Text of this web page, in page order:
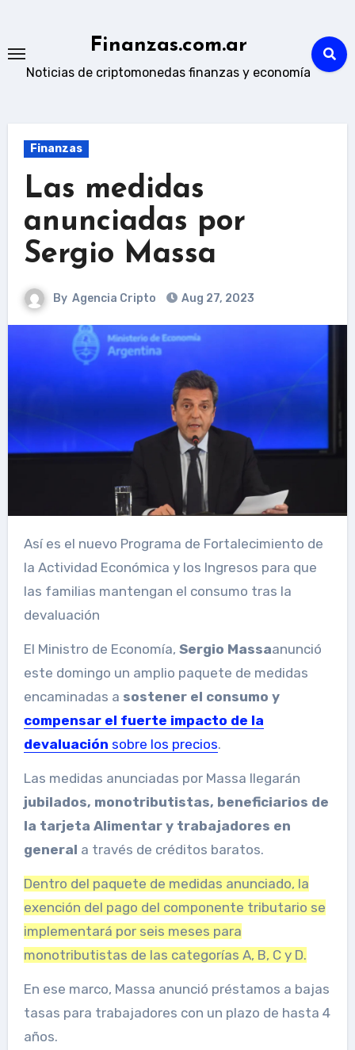
content
Finanzas.com.ar
Noticias de criptomonedas finanzas y economía
Finanzas
Las medidas
anunciadas por
Sergio Massa
By Agencia Cripto Aug 27, 2023
Así es el nuevo Programa de Fortalecimiento de
la Actividad Económica y los Ingresos para que
las familias mantengan el consumo tras la
devaluación
El Ministro de Economía, Sergio Massaanunció
este domingo un amplio paquete de medidas
encaminadas a sostener el consumo y
compensar el fuerte impacto de la
devaluación sobre los precios.
Las medidas anunciadas por Massa llegarán
jubilados, monotributistas, beneficiarios de
la tarjeta Alimentar y trabajadores en
general a través de créditos baratos.
Dentro del paquete de medidas anunciado, la
exención del pago del componente tributario se
implementará por seis meses para
monotributistas de las categorías A, B, C y D.
En ese marco, Massa anunció préstamos a bajas
tasas para trabajadores con un plazo de hasta 4
años.